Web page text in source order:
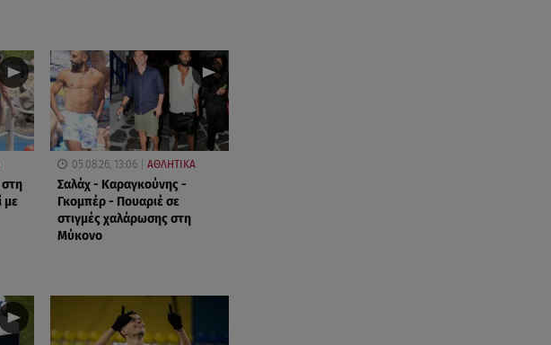
με
05.08.26, 13:06 ΑΘΛΗΤΙΚΑ
Σαλάχ - Καραγκούνης -
Γκομπέρ - Πουαριέ σε
στιγμές χαλάρωσης στη
Μύκονο